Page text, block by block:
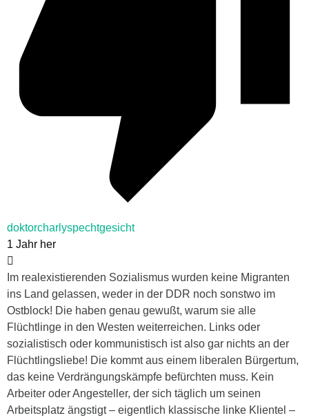
doktorcharlyspechtgesicht
1 Jahr her
Im realexistierenden Sozialismus wurden keine Migranten
ins Land gelassen, weder in der DDR noch sonstwo im
Ostblock! Die haben genau gewußt, warum sie alle
Flüchtlinge in den Westen weiterreichen. Links oder
sozialistisch oder kommunistisch ist also gar nichts an der
Flüchtlingsliebe! Die kommt aus einem liberalen Bürgertum,
das keine Verdrängungskämpfe befürchten muss. Kein
Arbeiter oder Angesteller, der sich täglich um seinen
Arbeitsplatz ängstigt – eigentlich klassische linke Klientel –